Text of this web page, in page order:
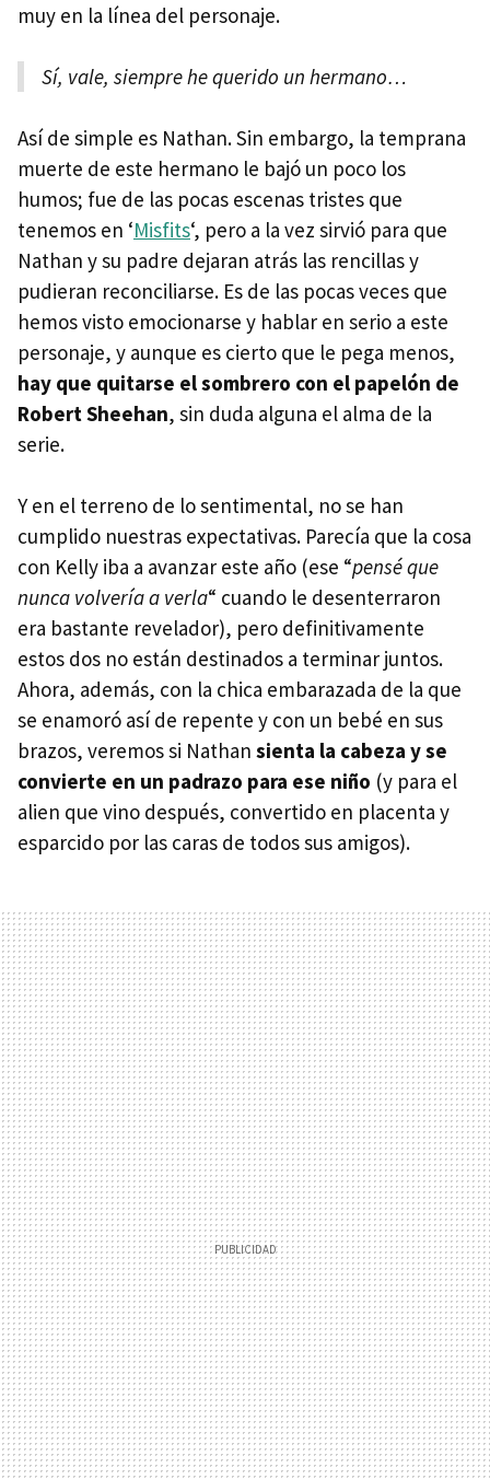
muy en la línea del personaje.
Sí, vale, siempre he querido un hermano…
Así de simple es Nathan. Sin embargo, la temprana
muerte de este hermano le bajó un poco los
humos; fue de las pocas escenas tristes que
tenemos en ‘Misfits‘, pero a la vez sirvió para que
Nathan y su padre dejaran atrás las rencillas y
pudieran reconciliarse. Es de las pocas veces que
hemos visto emocionarse y hablar en serio a este
personaje, y aunque es cierto que le pega menos,
hay que quitarse el sombrero con el papelón de
Robert Sheehan, sin duda alguna el alma de la
serie.
Y en el terreno de lo sentimental, no se han
cumplido nuestras expectativas. Parecía que la cosa
con Kelly iba a avanzar este año (ese “pensé que
nunca volvería a verla“ cuando le desenterraron
era bastante revelador), pero definitivamente
estos dos no están destinados a terminar juntos.
Ahora, además, con la chica embarazada de la que
se enamoró así de repente y con un bebé en sus
brazos, veremos si Nathan sienta la cabeza y se
convierte en un padrazo para ese niño (y para el
alien que vino después, convertido en placenta y
esparcido por las caras de todos sus amigos).